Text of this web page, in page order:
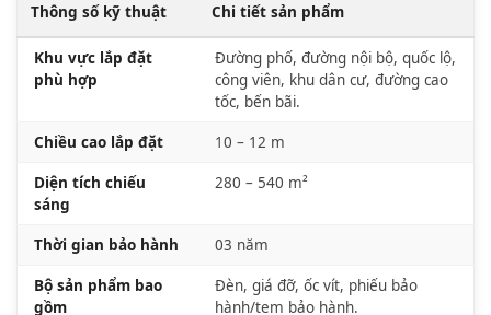
Thông số kỹ thuật Chi tiết sản phẩm
Khu vực lắp đặt
phù hợp
Đường phố, đường nội bộ, quốc lộ,
công viên, khu dân cư, đường cao
tốc, bến bãi.
Chiều cao lắp đặt 10 – 12 m
Diện tích chiếu
sáng
280 – 540 m²
Thời gian bảo hành 03 năm
Bộ sản phẩm bao
gồm
Đèn, giá đỡ, ốc vít, phiếu bảo
hành/tem bảo hành.